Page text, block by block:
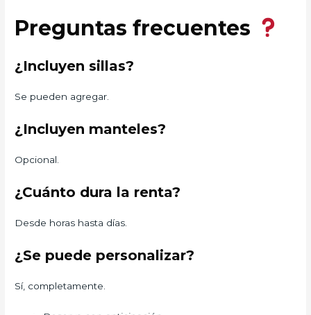
Preguntas frecuentes
¿Incluyen sillas?
Se pueden agregar.
¿Incluyen manteles?
Opcional.
¿Cuánto dura la renta?
Desde horas hasta días.
¿Se puede personalizar?
Sí, completamente.